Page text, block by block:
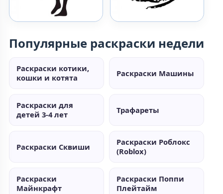
Популярные раскраски недели
Раскраски котики,
кошки и котята
Раскраски Машины
Раскраски для
детей 3-4 лет
Трафареты
Раскраски Сквиши
Раскраски Роблокс
(Roblox)
Раскраски
Майнкрафт
Раскраски Поппи
Плейтайм